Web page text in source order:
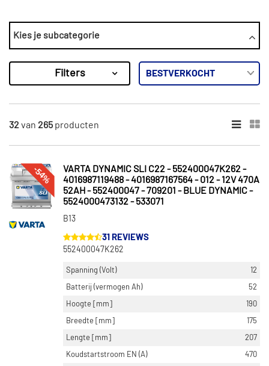
CATEGORIEËN
Accu
×
×
CATEGORIEËN
Accu (233)
Batterijen (32)
SPANNING (VOLT)
BATTERIJ (VERMOGEN AH)
Kies je subcategorie
Filters
32van 265 producten
-54%
VARTA DYNAMIC SLI C22 - 552400047K262 -
4016987119488 - 4016987167564 - 012 - 12V 470A
52AH - 552400047 - 709201 - BLUE DYNAMIC -
5524000473132 - 533071
B13
31 REVIEWS
552400047K262
Spanning (Volt)
12
Batterij (vermogen Ah)
52
Hoogte [mm]
190
Breedte [mm]
175
Lengte [mm]
207
Koudstartstroom EN (A)
470